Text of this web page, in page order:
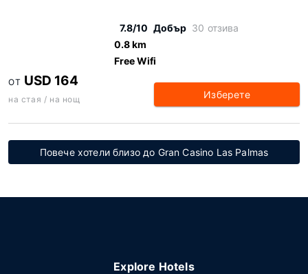
7.8/10 Добър 30 отзива
0.8 km
Free Wifi
ОТ USD 164
на стая / на нощ Изберете
Повече хотели близо до Gran Casino Las Palmas
Explore Hotels